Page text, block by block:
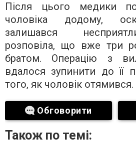
Після цього медики
чоловіка додому,
залишався
розповіла, що вже три
братом. Операцію з
вдалося зупинити до її
того, як чоловік отямився.
Обговорити
Також по темі: